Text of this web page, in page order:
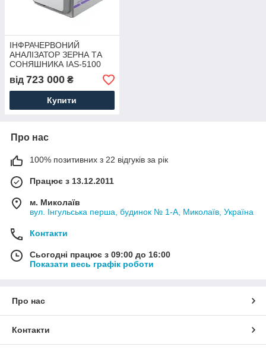
ІНФРАЧЕРВОНИЙ
АНАЛІЗАТОР ЗЕРНА ТА
СОНЯШНИКА IAS-5100
від 723 000 ₴
Купити
Про нас
100% позитивних з 22 відгуків за рік
Працює з 13.12.2011
м. Миколаїв
вул. Інгульська перша, будинок № 1-А, Миколаїв, Україна
Контакти
Сьогодні працює з 09:00 до 16:00
Показати весь графік роботи
Про нас
Контакти